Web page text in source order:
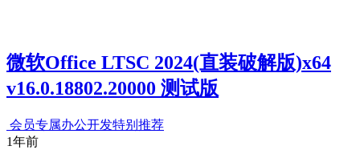
微软Office LTSC 2024(直装破解版)x64
v16.0.18802.20000 测试版
会员专属办公开发特别推荐
1年前